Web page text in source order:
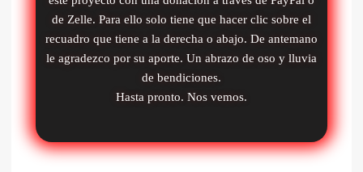
de Zelle. Para ello solo tiene que hacer clic sobre el
recuadro que tiene a la derecha o abajo. De antemano
le agradezco por su aporte. Un abrazo de oso y lluvia
de bendiciones.
Hasta pronto. Nos vemos.